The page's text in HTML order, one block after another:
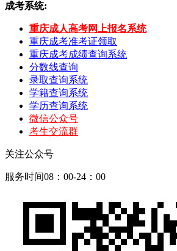
成考系统:
重庆成人高考网上报名系统
重庆成考准考证领取
重庆成考成绩查询系统
分数线查询
录取查询系统
学籍查询系统
学历查询系统
微信公众号
考生交流群
关注公众号
服务时间08：00-24：00